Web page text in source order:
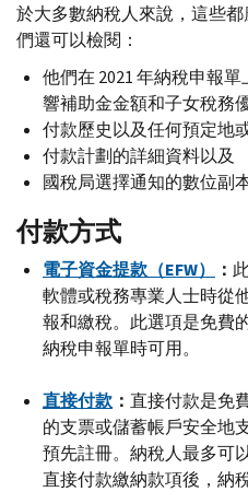
於大多數納稅人來說，這些
們還可以檢閱：
他們在 2021 年納稅申報
響補助金金額和子女稅務
付款歷史以及任何預定地
付款計劃的詳細資料以及
國稅局選擇通知的數位副本
付款方式
電子資金提款（EFW） ：
軟體或稅務專業人士時從
報和繳稅。此選項是免費
納稅申報單時可用。
直接付款 ： 直接付款是免
的支票或儲蓄帳戶安全地
預先註冊。納稅人最多可
直接付款繳納款項後，納